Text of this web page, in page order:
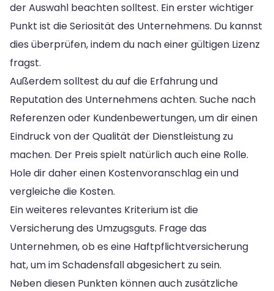
der Auswahl beachten solltest. Ein erster wichtiger
Punkt ist die Seriosität des Unternehmens. Du kannst
dies überprüfen, indem du nach einer gültigen Lizenz
fragst.
Außerdem solltest du auf die Erfahrung und
Reputation des Unternehmens achten. Suche nach
Referenzen oder Kundenbewertungen, um dir einen
Eindruck von der Qualität der Dienstleistung zu
machen. Der Preis spielt natürlich auch eine Rolle.
Hole dir daher einen Kostenvoranschlag ein und
vergleiche die Kosten.
Ein weiteres relevantes Kriterium ist die
Versicherung des Umzugsguts. Frage das
Unternehmen, ob es eine Haftpflichtversicherung
hat, um im Schadensfall abgesichert zu sein.
Neben diesen Punkten können auch zusätzliche